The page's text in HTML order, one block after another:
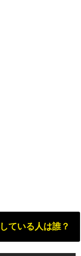
ている人は誰？